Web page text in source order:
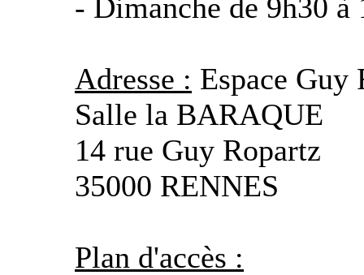
- Dimanche de 9h30 à
Adresse : Espace Guy
Salle la BARAQUE
14 rue Guy Ropartz
35000 RENNES
Plan d'accès :